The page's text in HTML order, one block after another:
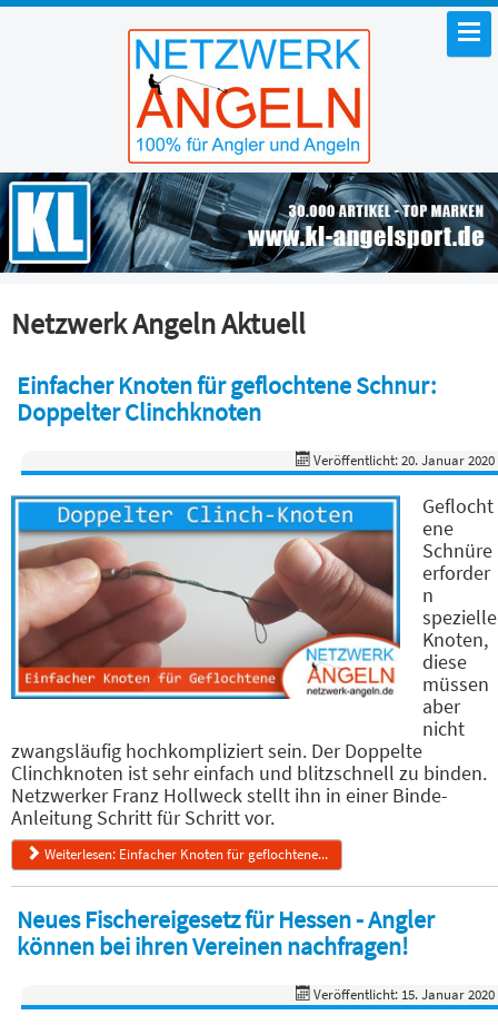
Netzwerk Angeln Aktuell
Einfacher Knoten für geflochtene Schnur:
Doppelter Clinchknoten
Veröffentlicht: 20. Januar 2020
Geflocht
ene
Schnüre
erforder
n
spezielle
Knoten,
diese
müssen
aber
nicht
zwangsläufig hochkompliziert sein. Der Doppelte
Clinchknoten ist sehr einfach und blitzschnell zu binden.
Netzwerker Franz Hollweck stellt ihn in einer Binde-
Anleitung Schritt für Schritt vor.
Weiterlesen: Einfacher Knoten für geflochtene...
Neues Fischereigesetz für Hessen - Angler
können bei ihren Vereinen nachfragen!
Veröffentlicht: 15. Januar 2020